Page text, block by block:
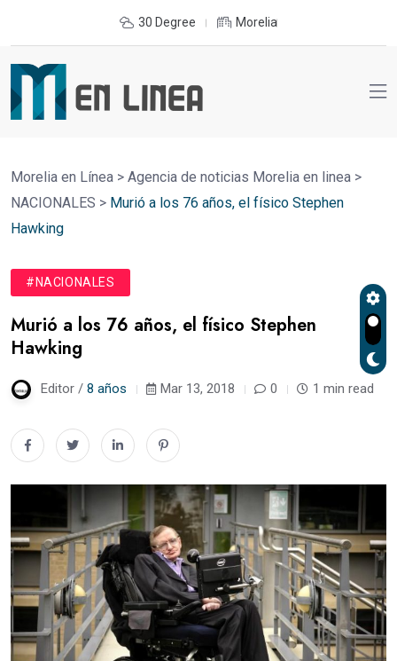
30 Degree Morelia
Morelia en Línea > Agencia de noticias Morelia en linea >
NACIONALES > Murió a los 76 años, el físico Stephen
Hawking
#NACIONALES
Murió a los 76 años, el físico Stephen
Hawking
Editor / 8 años Mar 13, 2018 0 1 min read